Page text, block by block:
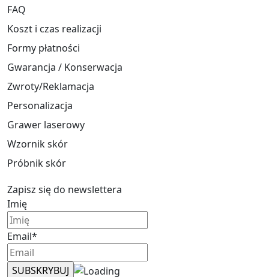
FAQ
Koszt i czas realizacji
Formy płatności
Gwarancja / Konserwacja
Zwroty/Reklamacja
Personalizacja
Grawer laserowy
Wzornik skór
Próbnik skór
Zapisz się do newslettera
Imię
Email*